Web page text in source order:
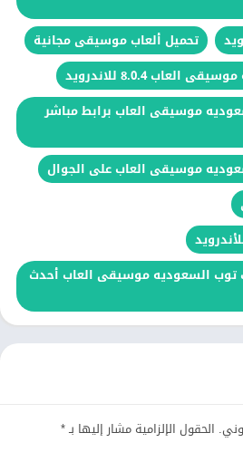
تحميل ألعاب موسيقى مجانية
8.0.4 للاندرويد
موسيقى العاب برابط مباشر
موسيقى العاب على الجوال
توب السعوديه موسيقى العاب أحدث
الحقول الإلزامية مشار إليها بـ*